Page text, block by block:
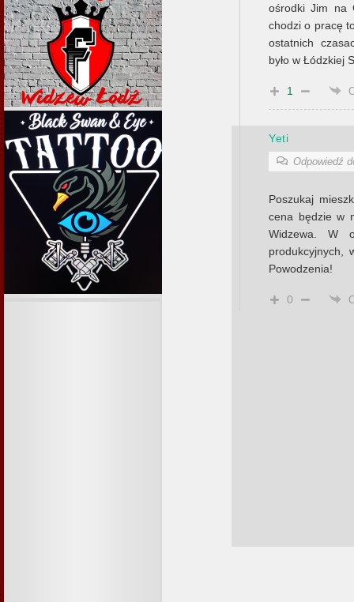
ośrodki Jim na
chodzi o pracę
ostatnich
było w Łódzkiej
1
Yeti
Odpowiedź
Poszukaj
cena będzie w
Widzewa. W
produkcyjnych,
Powodzenia!
0